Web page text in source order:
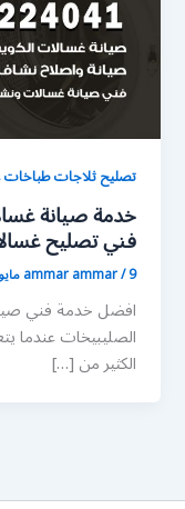
تصليح ثلاجات
فني تصليح
ammar ammar/9 مايو، 2020
افضل خدمة فني
الصليبيخات عندما
الكثير من […]